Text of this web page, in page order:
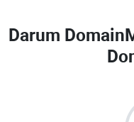
Darum